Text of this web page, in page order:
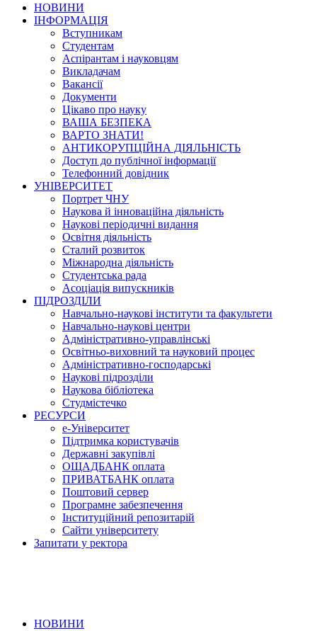
НОВИНИ
ІНФОРМАЦІЯ
Вступникам
Студентам
Аспірантам і науковцям
Викладачам
Вакансії
Документи
Цікаво про науку
ВАША БЕЗПЕКА
ВАРТО ЗНАТИ!
АНТИКОРУПЦІЙНА ДІЯЛЬНІСТЬ
Доступ до публічної інформації
Телефонний довідник
УНІВЕРСИТЕТ
Портрет ЧНУ
Наукова й інноваційна діяльність
Наукові періодичні видання
Освітня діяльність
Сталий розвиток
Міжнародна діяльність
Студентська рада
Асоціація випускників
ПІДРОЗДІЛИ
Навчально-наукові інститути та факультети
Навчально-наукові центри
Адміністративно-управлінські
Освітньо-виховний та науковий процес
Адміністративно-господарські
Наукові підрозділи
Наукова бібліотека
Студмістечко
РЕСУРСИ
е-Університет
Підтримка користувачів
Державні закупівлі
ОЩАДБАНК оплата
ПРИВАТБАНК оплата
Поштовий сервер
Програмне забезпечення
Інституційний репозитарій
Сайти університету
Запитати у ректора
НОВИНИ